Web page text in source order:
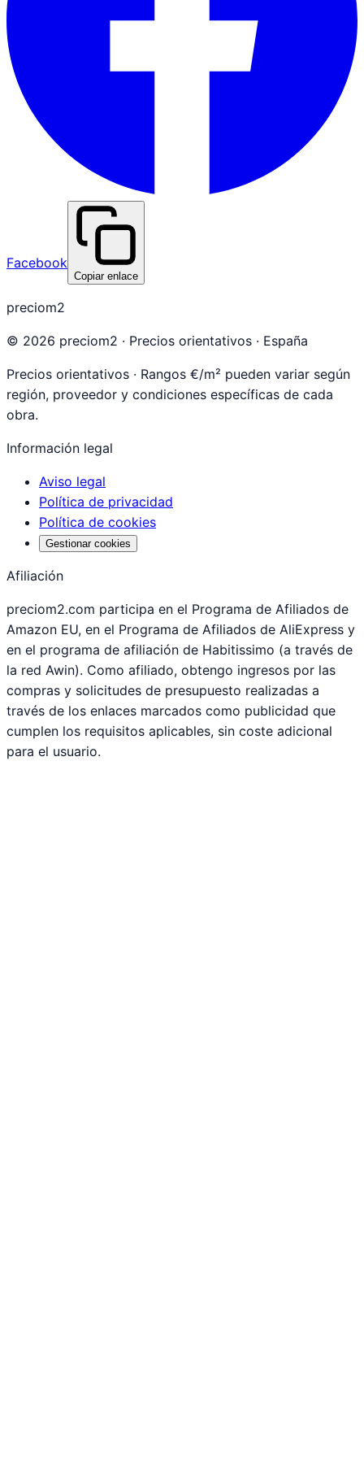
Facebook
Copiar enlace
preciom2
© 2026 preciom2 · Precios orientativos · España
Precios orientativos · Rangos €/m² pueden variar según
región, proveedor y condiciones específicas de cada
obra.
Información legal
Aviso legal
Política de privacidad
Política de cookies
Gestionar cookies
Afiliación
preciom2.com participa en el Programa de Afiliados de
Amazon EU, en el Programa de Afiliados de AliExpress y
en el programa de afiliación de Habitissimo (a través de
la red Awin). Como afiliado, obtengo ingresos por las
compras y solicitudes de presupuesto realizadas a
través de los enlaces marcados como publicidad que
cumplen los requisitos aplicables, sin coste adicional
para el usuario.